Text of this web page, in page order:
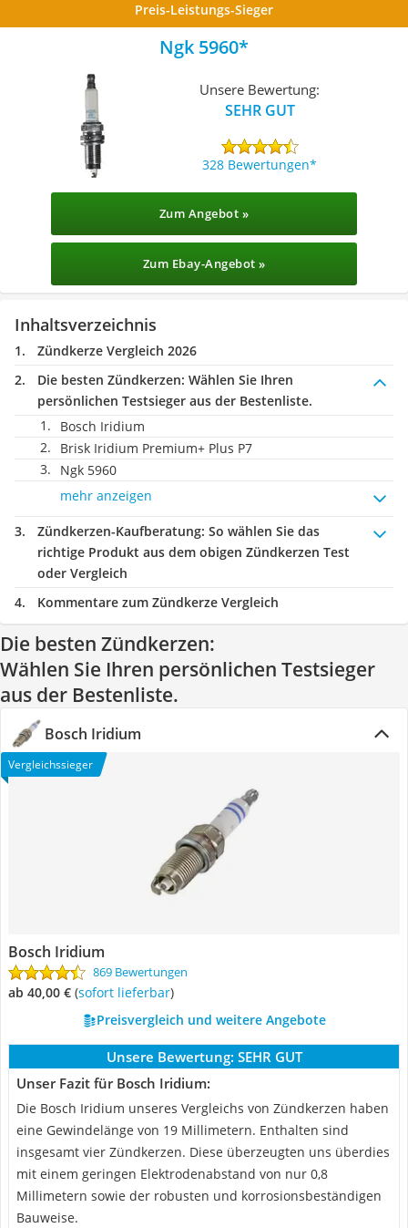
Preis-Leistungs-Sieger
Ngk 5960
Unsere Bewertung:
SEHR GUT
328 Bewertungen
Zum Angebot »
Zum Ebay-Angebot »
Inhaltsverzeichnis
Zündkerze Vergleich 2026
Die besten Zündkerzen: Wählen Sie Ihren
persönlichen Testsieger aus der Bestenliste.
Bosch Iridium
Brisk Iridium Premium+ Plus P7
Ngk 5960
mehr anzeigen
Zündkerzen-Kaufberatung: So wählen Sie das
richtige Produkt aus dem obigen Zündkerzen Test
oder Vergleich
Kommentare zum Zündkerze Vergleich
Die besten Zündkerzen:
Wählen Sie Ihren persönlichen Testsieger
aus der Bestenliste.
Bosch Iridium
Vergleichssieger
Bosch Iridium
869 Bewertungen
ab 40,00 € ( Sofort lieferbar)
Preisvergleich und weitere Angebote
Unsere Bewertung: SEHR GUT
Unser Fazit für Bosch Iridium:
Die Bosch Iridium unseres Vergleichs von Zündkerzen haben
eine Gewindelänge von 19 Millimetern. Enthalten sind
insgesamt vier Zündkerzen. Diese überzeugten uns überdies
mit einem geringen Elektrodenabstand von nur 0,8
Millimetern sowie der robusten und korrosionsbeständigen
Bauweise.